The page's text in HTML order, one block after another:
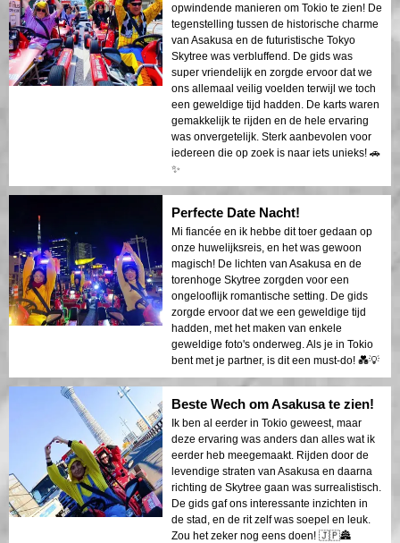
opwindende manieren om Tokio te zien! De
tegenstelling tussen de historische charme
van Asakusa en de futuristische Tokyo
Skytree was verbluffend. De gids was
super vriendelijk en zorgde ervoor dat we
ons allemaal veilig voelden terwijl we toch
een geweldige tijd hadden. De karts waren
gemakkelijk te rijden en de hele ervaring
was onvergetelijk. Sterk aanbevolen voor
iedereen die op zoek is naar iets unieks! 🚗
✨
Perfecte Date Nacht!
Mi fiancée en ik hebbe dit toer gedaan op
onze huwelijksreis, en het was gewoon
magisch! De lichten van Asakusa en de
torenhoge Skytree zorgden voor een
ongelooflijk romantische setting. De gids
zorgde ervoor dat we een geweldige tijd
hadden, met het maken van enkele
geweldige foto's onderweg. Als je in Tokio
bent met je partner, is dit een must-do! 💑💡
Beste Wech om Asakusa te zien!
Ik ben al eerder in Tokio geweest, maar
deze ervaring was anders dan alles wat ik
eerder heb meegemaakt. Rijden door de
levendige straten van Asakusa en daarna
richting de Skytree gaan was surrealistisch.
De gids gaf ons interessante inzichten in
de stad, en de rit zelf was soepel en leuk.
Zou het zeker nog eens doen! 🇯🇵🏯